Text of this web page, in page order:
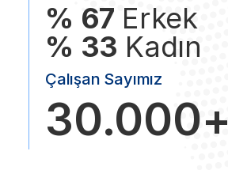
% 67 Erkek
% 33 Kadın
Çalışan Sayımız
30.000+